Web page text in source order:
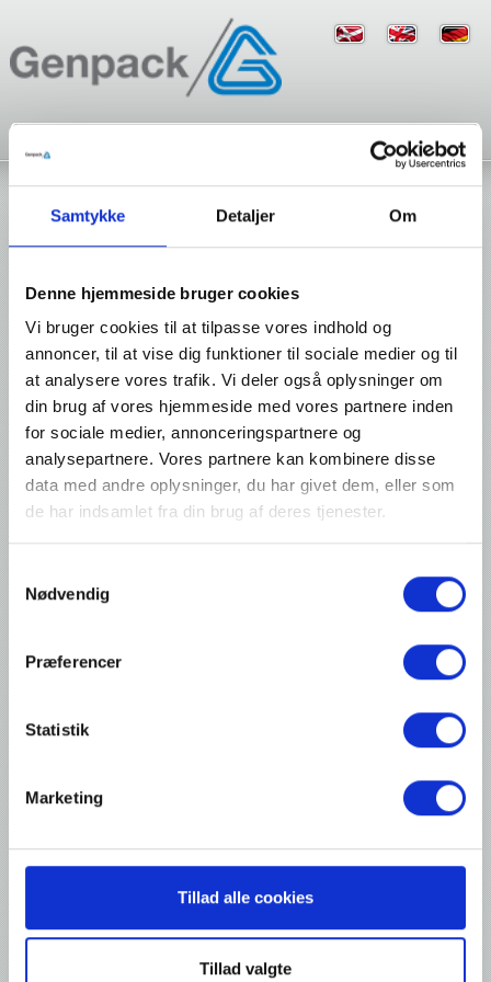
Samtykke Detaljer Om
Denne hjemmeside bruger cookies
Vi bruger cookies til at tilpasse vores indhold og
annoncer, til at vise dig funktioner til sociale medier og til
at analysere vores trafik. Vi deler også oplysninger om
din brug af vores hjemmeside med vores partnere inden
for sociale medier, annonceringspartnere og
analysepartnere. Vores partnere kan kombinere disse
data med andre oplysninger, du har givet dem, eller som
de har indsamlet fra din brug af deres tjenester.
Nødvendig
Præferencer
Statistik
Marketing
Tillad alle cookies
Tillad valgte
Foil and Bags
Palletcover Vacuumbags (PA/PE)